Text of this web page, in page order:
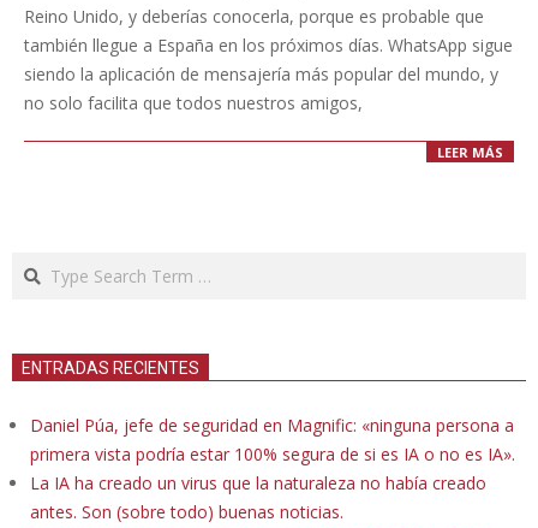
Reino Unido, y deberías conocerla, porque es probable que
también llegue a España en los próximos días. WhatsApp sigue
siendo la aplicación de mensajería más popular del mundo, y
no solo facilita que todos nuestros amigos,
LEER MÁS
Search
ENTRADAS RECIENTES
Daniel Púa, jefe de seguridad en Magnific: «ninguna persona a
primera vista podría estar 100% segura de si es IA o no es IA».
La IA ha creado un virus que la naturaleza no había creado
antes. Son (sobre todo) buenas noticias.